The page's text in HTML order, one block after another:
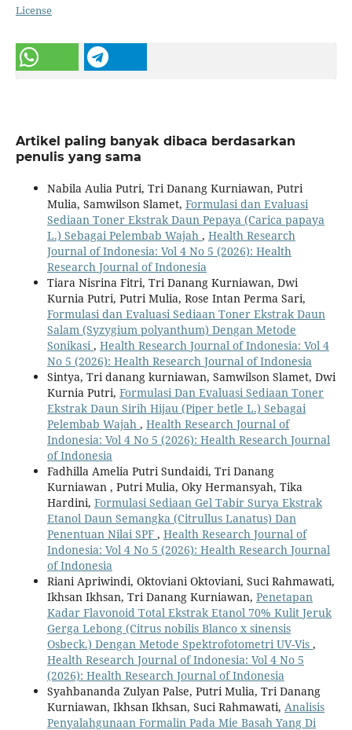
License
Artikel paling banyak dibaca berdasarkan
penulis yang sama
Nabila Aulia Putri, Tri Danang Kurniawan, Putri
Mulia, Samwilson Slamet, Formulasi dan Evaluasi
Sediaan Toner Ekstrak Daun Pepaya (Carica papaya
L.) Sebagai Pelembab Wajah , Health Research
Journal of Indonesia: Vol 4 No 5 (2026): Health
Research Journal of Indonesia
Tiara Nisrina Fitri, Tri Danang Kurniawan, Dwi
Kurnia Putri, Putri Mulia, Rose Intan Perma Sari,
Formulasi dan Evaluasi Sediaan Toner Ekstrak Daun
Salam (Syzygium polyanthum) Dengan Metode
Sonikasi, Health Research Journal of Indonesia: Vol 4
No 5 (2026): Health Research Journal of Indonesia
Sintya, Tri danang kurniawan, Samwilson Slamet, Dwi
Kurnia Putri, Formulasi Dan Evaluasi Sediaan Toner
Ekstrak Daun Sirih Hijau (Piper betle L.) Sebagai
Pelembab Wajah , Health Research Journal of
Indonesia: Vol 4 No 5 (2026): Health Research Journal
of Indonesia
Fadhilla Amelia Putri Sundaidi, Tri Danang
Kurniawan , Putri Mulia, Oky Hermansyah, Tika
Hardini, Formulasi Sediaan Gel Tabir Surya Ekstrak
Etanol Daun Semangka (Citrullus Lanatus) Dan
Penentuan Nilai SPF , Health Research Journal of
Indonesia: Vol 4 No 5 (2026): Health Research Journal
of Indonesia
Riani Apriwindi, Oktoviani Oktoviani, Suci Rahmawati,
Ikhsan Ikhsan, Tri Danang Kurniawan, Penetapan
Kadar Flavonoid Total Ekstrak Etanol 70% Kulit Jeruk
Gerga Lebong (Citrus nobilis Blanco x sinensis
Osbeck.) Dengan Metode Spektrofotometri UV-Vis ,
Health Research Journal of Indonesia: Vol 4 No 5
(2026): Health Research Journal of Indonesia
Syahbananda Zulyan Palse, Putri Mulia, Tri Danang
Kurniawan, Ikhsan Ikhsan, Suci Rahmawati, Analisis
Penyalahgunaan Formalin Pada Mie Basah Yang Di